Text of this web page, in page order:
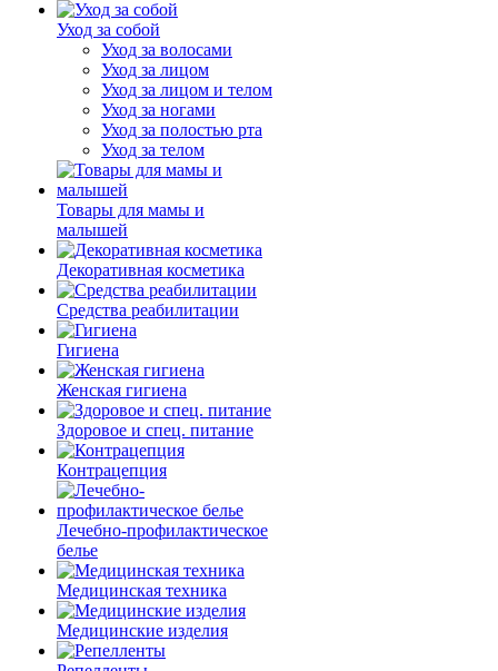
Уход за собой
Уход за волосами
Уход за лицом
Уход за лицом и телом
Уход за ногами
Уход за полостью рта
Уход за телом
Товары для мамы и
малышей
Декоративная косметика
Средства реабилитации
Гигиена
Женская гигиена
Здоровое и спец. питание
Контрацепция
Лечебно-профилактическое
белье
Медицинская техника
Медицинские изделия